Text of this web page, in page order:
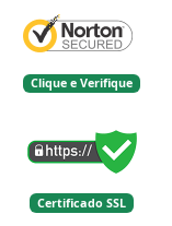
Clique e Verifique
Certificado SSL